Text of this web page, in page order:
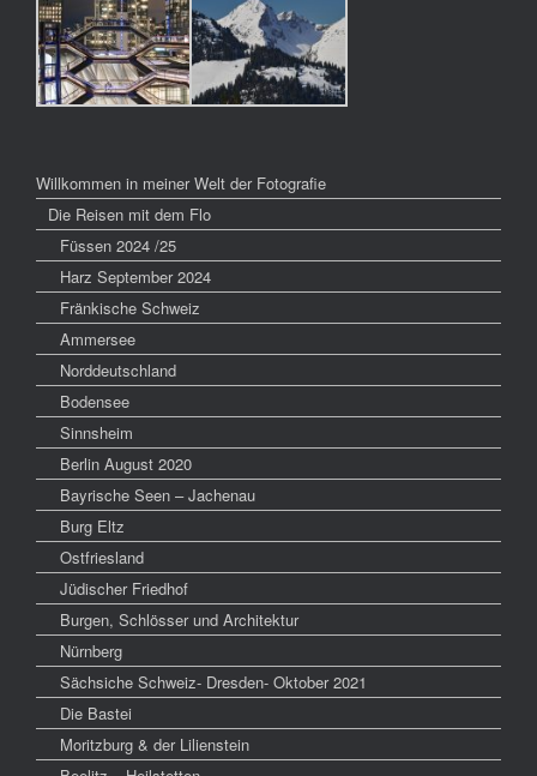
Willkommen in meiner Welt der Fotografie
Die Reisen mit dem Flo
Füssen 2024 /25
Harz September 2024
Fränkische Schweiz
Ammersee
Norddeutschland
Bodensee
Sinnsheim
Berlin August 2020
Bayrische Seen – Jachenau
Burg Eltz
Ostfriesland
Jüdischer Friedhof
Burgen, Schlösser und Architektur
Nürnberg
Sächsiche Schweiz- Dresden- Oktober 2021
Die Bastei
Moritzburg & der Lilienstein